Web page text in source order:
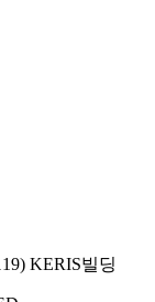
KERIS빌딩